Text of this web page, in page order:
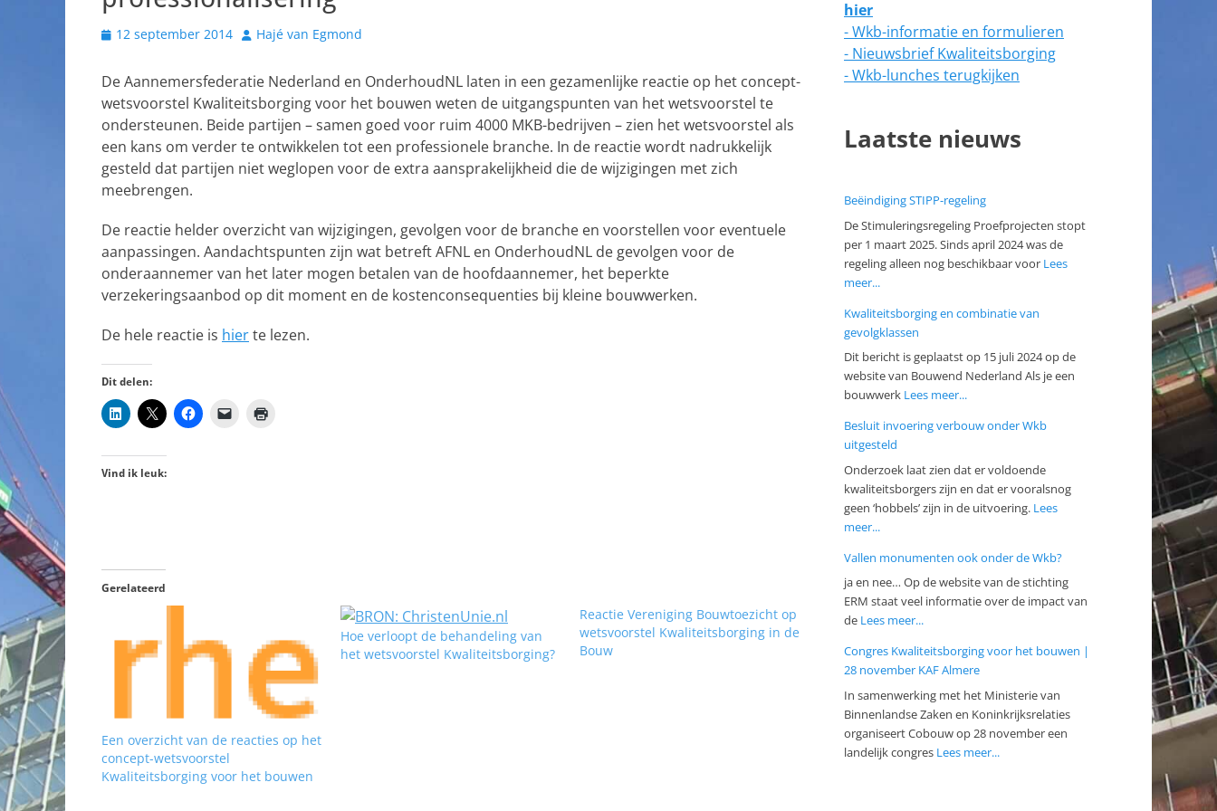
Geplaatst
12 september 2014 Auteur
Hajé van Egmond
De Aannemersfederatie Nederland en OnderhoudNL laten in een gezamenlijke reactie op het concept-
wetsvoorstel Kwaliteitsborging voor het bouwen weten de uitgangspunten van het wetsvoorstel te
ondersteunen. Beide partijen – samen goed voor ruim 4000 MKB-bedrijven – zien het wetsvoorstel als
een kans om verder te ontwikkelen tot een professionele branche. In de reactie wordt nadrukkelijk
gesteld dat partijen niet weglopen voor de extra aansprakelijkheid die de wijzigingen met zich
meebrengen.
De reactie helder overzicht van wijzigingen, gevolgen voor de branche en voorstellen voor eventuele
aanpassingen. Aandachtspunten zijn wat betreft AFNL en OnderhoudNL de gevolgen voor de
onderaannemer van het later mogen betalen van de hoofdaannemer, het beperkte
verzekeringsaanbod op dit moment en de kostenconsequenties bij kleine bouwwerken.
De hele reactie is hierte lezen.
Dit delen:
Vind ik leuk:
Gerelateerd
Een overzicht van de reacties op het
concept-wetsvoorstel
Kwaliteitsborging voor het bouwen
Hoe verloopt de behandeling van
het wetsvoorstel Kwaliteitsborging?
Reactie Vereniging Bouwtoezicht op
wetsvoorstel Kwaliteitsborging in de
Bouw
hier
- Wkb-informatie en formulieren
- Nieuwsbrief Kwaliteitsborging
- Wkb-lunches terugkijken
Laatste nieuws
Beëindiging STIPP-regeling
De Stimuleringsregeling Proefprojecten stopt
per 1 maart 2025. Sinds april 2024 was de
regeling alleen nog beschikbaar voor Lees
meer...
Kwaliteitsborging en combinatie van
gevolgklassen
Dit bericht is geplaatst op 15 juli 2024 op de
website van Bouwend Nederland Als je een
bouwwerk Lees meer...
Besluit invoering verbouw onder Wkb
uitgesteld
Onderzoek laat zien dat er voldoende
kwaliteitsborgers zijn en dat er vooralsnog
geen ‘hobbels’ zijn in de uitvoering. Lees
meer...
Vallen monumenten ook onder de Wkb?
ja en nee… Op de website van de stichting
ERM staat veel informatie over de impact van
de Lees meer...
Congres Kwaliteitsborging voor het bouwen |
28 november KAF Almere
In samenwerking met het Ministerie van
Binnenlandse Zaken en Koninkrijksrelaties
organiseert Cobouw op 28 november een
landelijk congres Lees meer...